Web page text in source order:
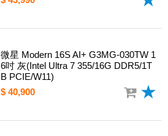
微星 Modern 16S AI+ G3MG-030TW 1
6吋 灰(Intel Ultra 7 355/16G DDR5/1T
B PCIE/W11)
$ 40,900